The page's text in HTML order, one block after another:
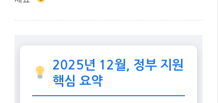
2025년 12월, 정부 지원
핵심 요약